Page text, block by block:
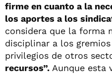
firme en cuanto a la
los aportes a los
considera que la forma
disciplinar a los
privilegios de otros
recursos”. Aunque esta